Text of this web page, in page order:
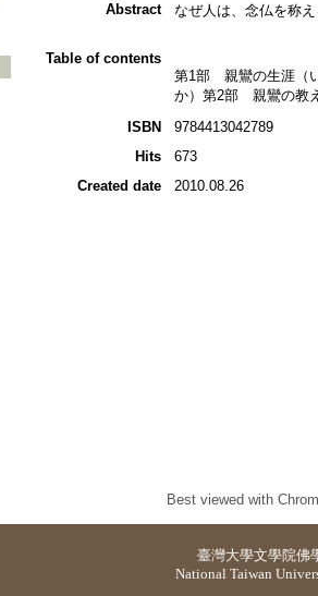
Abstract
なぜ人は、念仏を称
Table of contents
第1部 親鸞の生涯（
か）第2部 親鸞の教
ISBN
9784413042789
Hits
673
Created date
2010.08.26
Best viewed with
臺灣大學文學院佛
National Taiwan